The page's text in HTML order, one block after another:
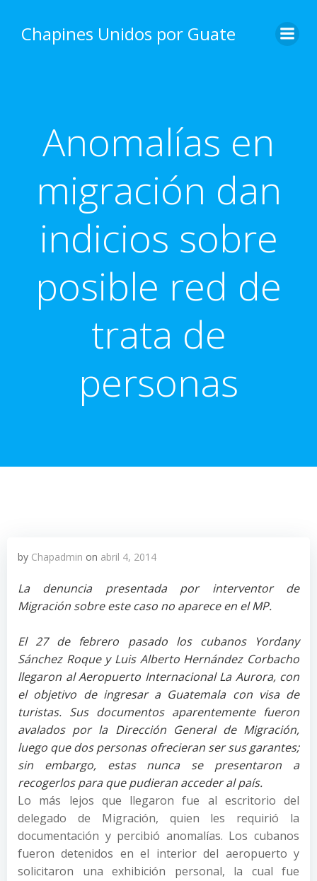
content
Chapines Unidos por Guate
Anomalías en
migración dan
indicios sobre
posible red de
trata de
personas
by Chapadmin on abril 4, 2014
La denuncia presentada por interventor de
Migración sobre este caso no aparece en el MP.
El 27 de febrero pasado los cubanos Yordany
Sánchez Roque y Luis Alberto Hernández Corbacho
llegaron al Aeropuerto Internacional La Aurora, con
el objetivo de ingresar a Guatemala con visa de
turistas. Sus documentos aparentemente fueron
avalados por la Dirección General de Migración,
luego que dos personas ofrecieran ser sus garantes;
sin embargo, estas nunca se presentaron a
recogerlos para que pudieran acceder al país.
Lo más lejos que llegaron fue al escritorio del
delegado de Migración, quien les requirió la
documentación y percibió anomalías. Los cubanos
fueron detenidos en el interior del aeropuerto y
solicitaron una exhibición personal, la cual fue